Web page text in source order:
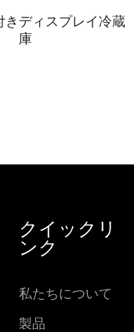
プレッサー機器
クイックリ
ンク
私たちについて
製品